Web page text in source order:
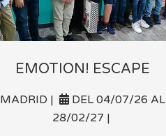
EMOTION! ESCAPE
MADRID |
DEL 04/07/26 AL
28/02/27 |